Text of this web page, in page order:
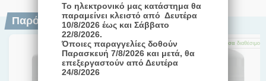
Παρόμοια Προϊόντα
Άμεσαδιαθέσιμο Άμεσαδιαθέσιμο Άμεσα διαθέσιμο
Το ηλεκτρονικό μας κατάστημα θα
παραμείνει κλειστό από Δευτέρα
10/8/2026 έως και Σάββατο
22/8/2026.
Όποιες παραγγελίες δοθούν
Παρασκευή 7/8/2026 και μετά, θα
επεξεργαστούν από Δευτέρα
24/8/2026